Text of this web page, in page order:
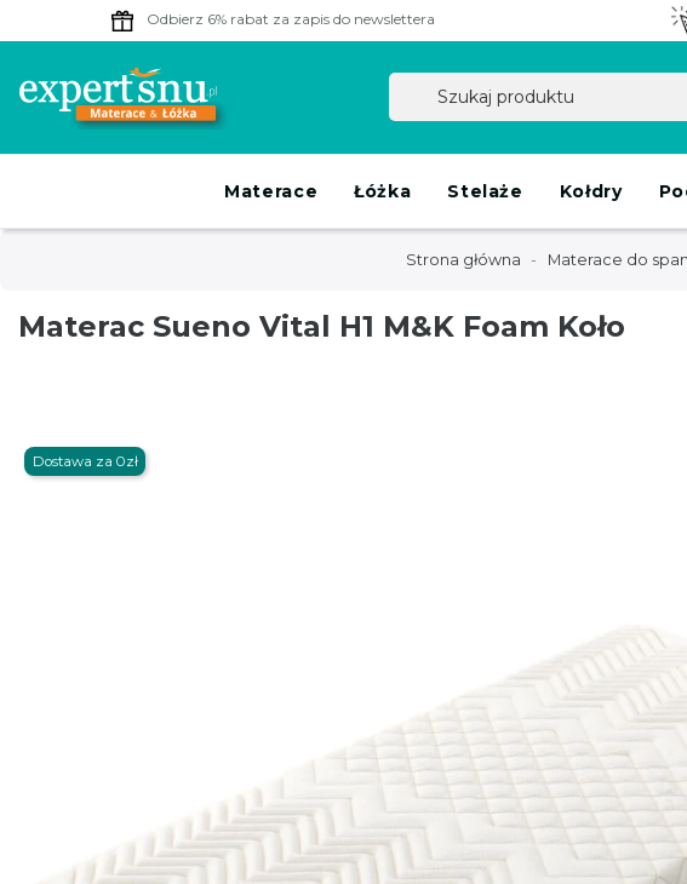
Odbierz 6% rabat za zapis do newslettera
Materace Łóżka Stelaże Kołdry
Strona główna Materace do
Materac Sueno Vital H1 M&K Foam Koło
Dostawa za 0zł